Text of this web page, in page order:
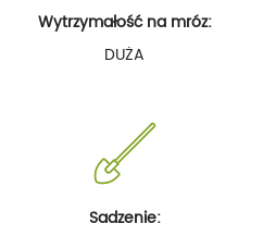
Wytrzymałość na mróz:
DUŻA
Sadzenie: